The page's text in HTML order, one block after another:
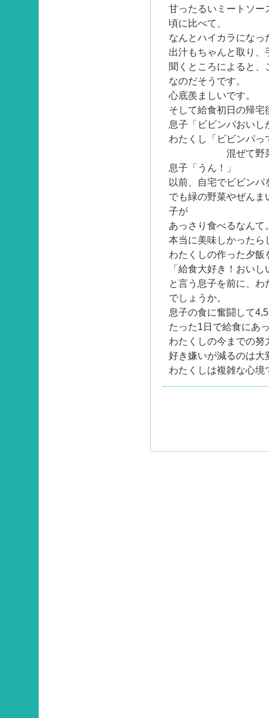
甘ったるいミートソー
頃に比べて、
なんとハイカラにな
出汁もちゃんと取り
聞くところによると
なのだそうです。
心底羨ましいです。
そして給食初日の帰宅
息子「ビビンパおい
わたくし「ビビンパ
混ぜて野菜も
息子「うん！」
以前、自宅でビビン
でも緑の野菜やぜん
子が
あっさり食べるなんて
本当に美味しかったら
わたくしの作った夕飯
「給食大好き！おい
と言う息子を前に、
でしょうか。
息子の食に奮闘して
たった1日で給食にあ
わたくしの今までの
好き嫌いが減るのは大
わたくしは複雑な心境